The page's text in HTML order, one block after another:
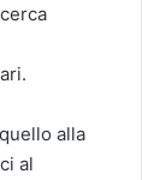
alla
al